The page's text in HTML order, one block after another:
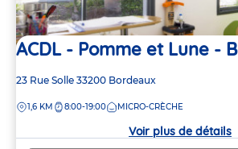
ACDL - Pomme et Lune -
Adresse
la
23 Rue Solle 33200 Bordeaux
DISTANCE
1,6 KM 8:00-19:00 MICRO-CRÈCHE
Voir plus de détails